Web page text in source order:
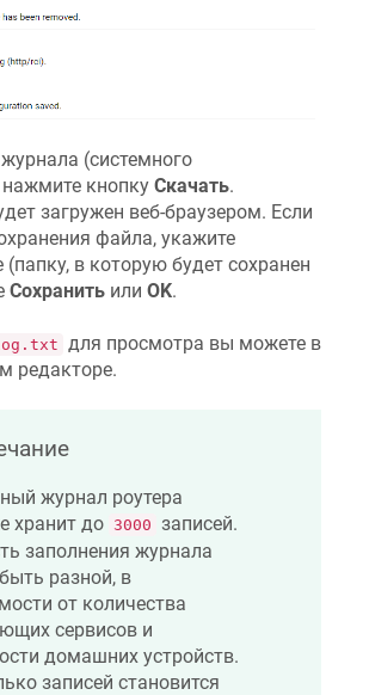
(системного
кнопку Скачать.
загружен веб-браузером. Если
файла, укажите
в которую будет сохранен
Сохранить или OK.
для просмотра вы можете в
редакторе.
журнал роутера
хранит до 3000 записей.
заполнения журнала
разной, в
от количества
сервисов и
домашних устройств.
записей становится